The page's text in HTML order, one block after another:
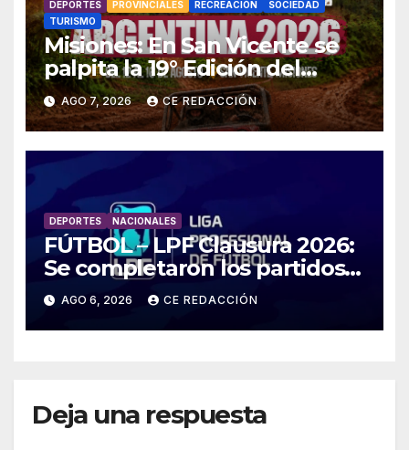
DEPORTES PROVINCIALES RECREACIÓN
SOCIEDAD
TURISMO
Misiones: En San Vicente se
palpita la 19° Edición del
«Jeep Fest» – Cronograma –
detalles
AGO 7, 2026 CE REDACCIÓN
DEPORTES NACIONALES
FÚTBOL – LPF Clausura 2026:
Se completaron los partidos
pendientes Fecha 2:
Boca/Estudiantes,
Tigre/Belgrano y Unión/Lanús
AGO 6, 2026 CE REDACCIÓN
Deja una respuesta